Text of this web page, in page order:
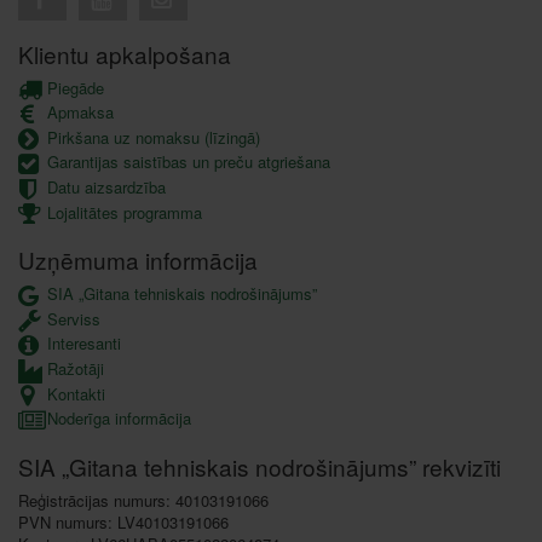
Klientu apkalpošana
Piegāde
Apmaksa
Pirkšana uz nomaksu (līzingā)
Garantijas saistības un preču atgriešana
Datu aizsardzība
Lojalitātes programma
Uzņēmuma informācija
SIA „Gitana tehniskais nodrošinājums”
Serviss
Interesanti
Ražotāji
Kontakti
Noderīga informācija
SIA „Gitana tehniskais nodrošinājums” rekvizīti
Reģistrācijas numurs: 40103191066
PVN numurs: LV40103191066